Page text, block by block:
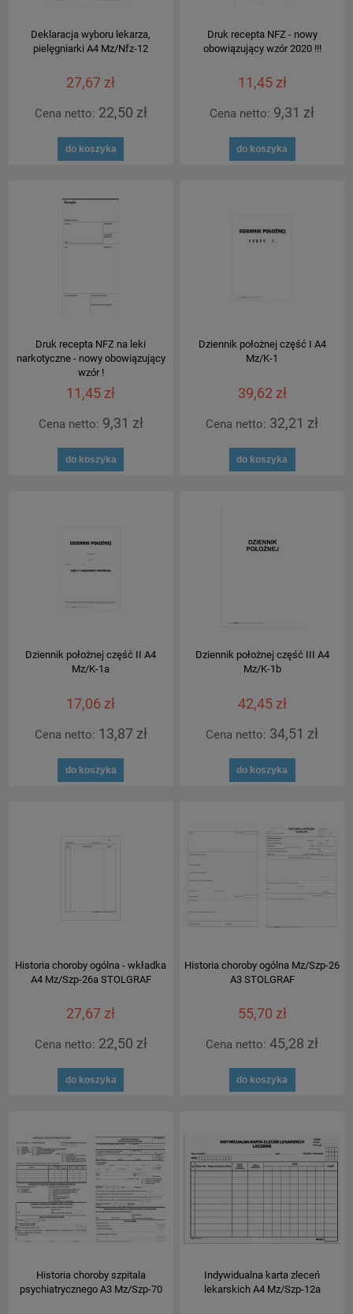
Deklaracja wyboru lekarza,
pielęgniarki A4 Mz/Nfz-12
27,67 zł
Cena netto: 22,50 zł
do koszyka
Druk recepta NFZ - nowy
obowiązujący wzór 2020 !!!
11,45 zł
Cena netto: 9,31 zł
do koszyka
Druk recepta NFZ na leki
narkotyczne - nowy obowiązujący
wzór !
11,45 zł
Cena netto: 9,31 zł
do koszyka
Dziennik położnej część I A4
Mz/K-1
39,62 zł
Cena netto: 32,21 zł
do koszyka
Dziennik położnej część II A4
Mz/K-1a
17,06 zł
Cena netto: 13,87 zł
do koszyka
Dziennik położnej część III A4
Mz/K-1b
42,45 zł
Cena netto: 34,51 zł
do koszyka
Historia choroby ogólna - wkładka
A4 Mz/Szp-26a STOLGRAF
27,67 zł
Cena netto: 22,50 zł
do koszyka
Historia choroby ogólna Mz/Szp-26
A3 STOLGRAF
55,70 zł
Cena netto:45,28 zł
do koszyka
Historia choroby szpitala
psychiatrycznego A3 Mz/Szp-70
Indywidualna karta zleceń
lekarskich A4 Mz/Szp-12a